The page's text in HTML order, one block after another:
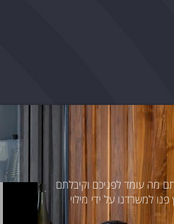
מה עומד לפניכם וקיבלתם
למשרדנו על ידי מילוי